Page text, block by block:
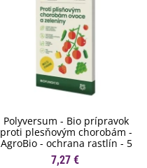
Polyversum - Bio prípravok
proti plesňovým chorobám -
AgroBio - ochrana rastlín - 5
g
7,27 €